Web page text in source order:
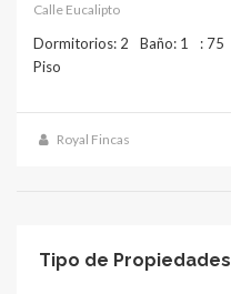
Calle Eucalipto
Dormitorios: 2 Baño: 1
: 75
Piso
Royal Fincas
Tipo de Propiedades